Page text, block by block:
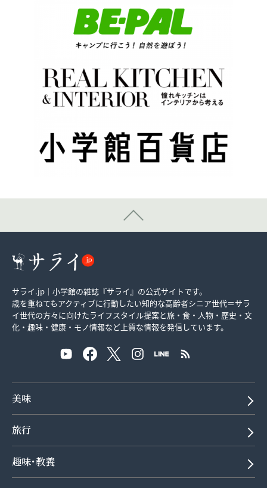
サライ.jp｜小学館の雑誌『サライ』の公式サイトです。
歳を重ねてもアクティブに行動したい知的な高齢者シニア世代＝サラ
イ世代の方々に向けたライフスタイル提案と旅・食・人物・歴史・文
化・趣味・健康・モノ情報など上質な情報を発信しています。
美味
旅行
趣味･教養